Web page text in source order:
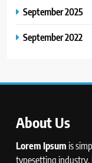
September 2025
September 2022
About Us
Lorem Ipsum is
typesetting industry.